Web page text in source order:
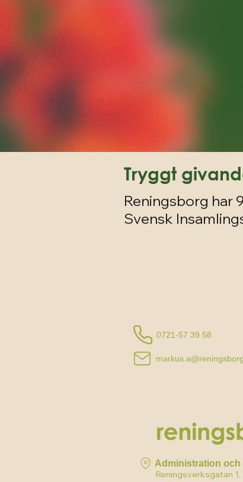
Tryggt
Reningsborg har
Svensk
0721-57 39 58
Reningsverksgatan
Administration